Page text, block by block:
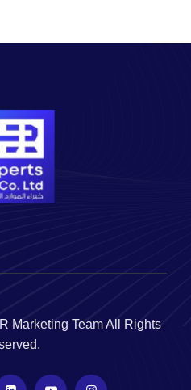
Marketing Team All Rights